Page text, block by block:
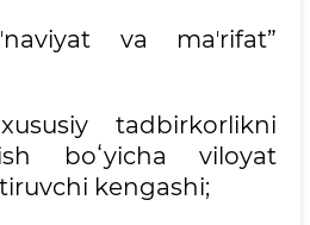
va maʼrifat”
tadbirkorlikni
boʻyicha viloyat
kengashi;